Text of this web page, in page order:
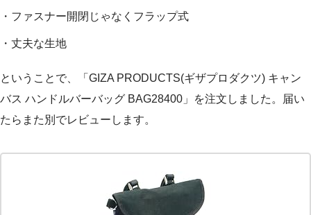
・ファスナー開閉じゃなくフラップ式
・丈夫な生地
ということで、「GIZA PRODUCTS(ギザプロダクツ) キャン
バス ハンドルバーバッグ BAG28400」を注文しました。届い
たらまた別でレビューします。